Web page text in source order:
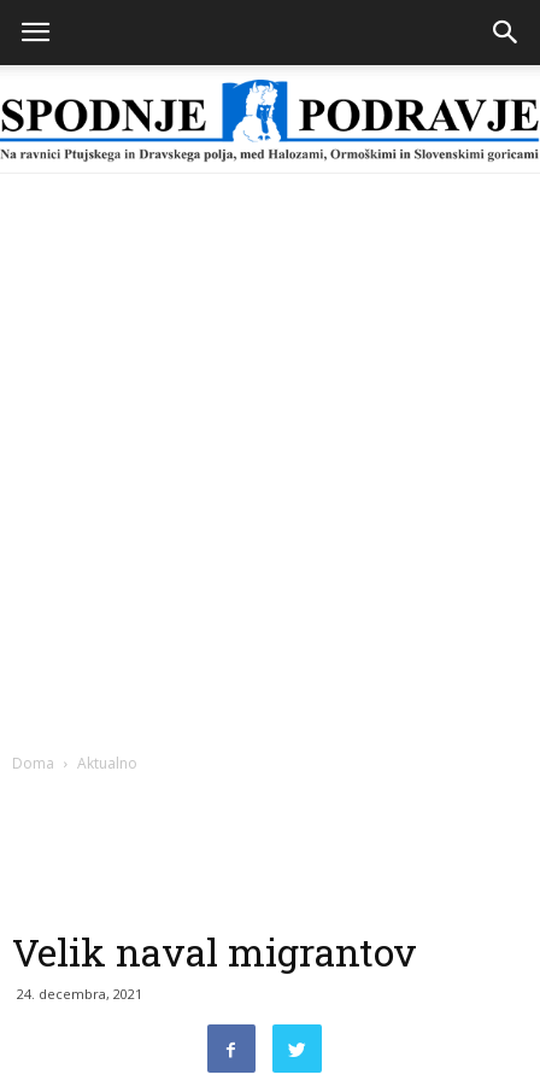
Doma Aktualno
Velik naval migrantov
24. decembra, 2021